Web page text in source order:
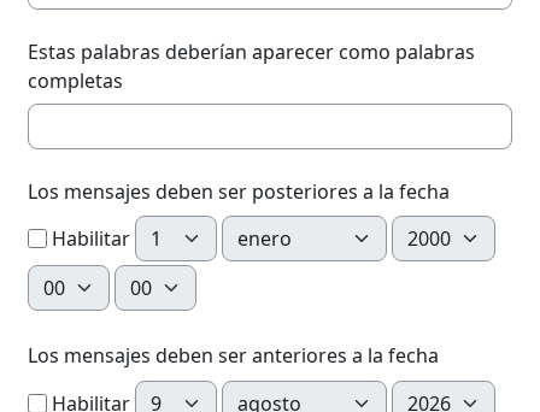
Estas palabras deberían aparecer como palabras
completas
Los mensajes deben ser posteriores a la fecha
HabilitarDía Mes
Año
Hora
Minuto
Los mensajes deben ser anteriores a la fecha
HabilitarDía Mes
Año